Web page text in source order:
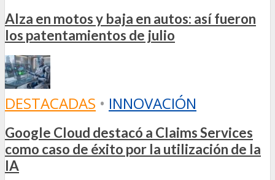
Alza en motos y baja en autos: así fueron
los patentamientos de julio
DESTACADAS • INNOVACIÓN
Google Cloud destacó a Claims Services
como caso de éxito por la utilización de la
IA